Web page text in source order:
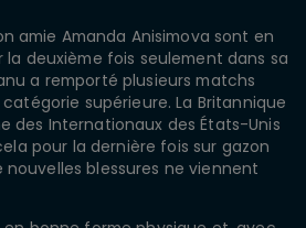
amie Amanda Anisimova sont en
la deuxième fois seulement dans sa
a remporté plusieurs matchs
supérieure. La Britannique
des Internationaux des États-Unis
pour la dernière fois sur gazon
blessures ne viennent